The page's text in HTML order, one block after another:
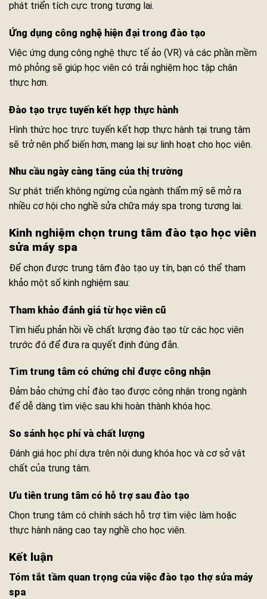
phát triển tích cực trong tương lai.
Ứng dụng công nghệ hiện đại trong đào tạo
Việc ứng dụng công nghệ thực tế ảo (VR) và các phần mềm
mô phỏng sẽ giúp học viên có trải nghiệm học tập chân
thực hơn.
Đào tạo trực tuyến kết hợp thực hành
Hình thức học trực tuyến kết hợp thực hành tại trung tâm
sẽ trở nên phổ biến hơn, mang lại sự linh hoạt cho học viên.
Nhu cầu ngày càng tăng của thị trường
Sự phát triển không ngừng của ngành thẩm mỹ sẽ mở ra
nhiều cơ hội cho nghề sửa chữa máy spa trong tương lai.
Kinh nghiệm chọn trung tâm đào tạo học viên
sửa máy spa
Để chọn được trung tâm đào tạo uy tín, bạn có thể tham
khảo một số kinh nghiệm sau:
Tham khảo đánh giá từ học viên cũ
Tìm hiểu phản hồi về chất lượng đào tạo từ các học viên
trước đó để đưa ra quyết định đúng đắn.
Tìm trung tâm có chứng chỉ được công nhận
Đảm bảo chứng chỉ đào tạo được công nhận trong ngành
để dễ dàng tìm việc sau khi hoàn thành khóa học.
So sánh học phí và chất lượng
Đánh giá học phí dựa trên nội dung khóa học và cơ sở vật
chất của trung tâm.
Ưu tiên trung tâm có hỗ trợ sau đào tạo
Chọn trung tâm có chính sách hỗ trợ tìm việc làm hoặc
thực hành nâng cao tay nghề cho học viên.
Kết luận
Tóm tắt tầm quan trọng của việc đào tạo thợ sửa máy
spa